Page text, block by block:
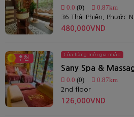
0.0 (0) 0.87km
480,000VND
추천
Cửa hàng mới gia nhập
Sany Spa &
0.0 (0) 0.87km
2nd floor
126,000VND